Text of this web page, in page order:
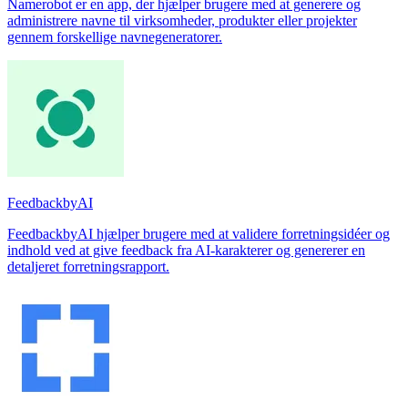
Namerobot er en app, der hjælper brugere med at generere og
administrere navne til virksomheder, produkter eller projekter
gennem forskellige navnegeneratorer.
FeedbackbyAI
FeedbackbyAI hjælper brugere med at validere forretningsidéer og
indhold ved at give feedback fra AI-karakterer og genererer en
detaljeret forretningsrapport.